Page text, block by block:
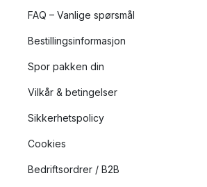
FAQ – Vanlige spørsmål
Bestillingsinformasjon
Spor pakken din
Vilkår & betingelser
Sikkerhetspolicy
Cookies
Bedriftsordrer / B2B